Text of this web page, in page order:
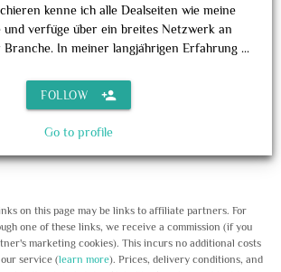
kenne ich alle Dealseiten wie meine
und verfüge über ein breites Netzwerk an
In meiner langjährigen Erfahrung ...
FOLLOW person_add
Go to profile
on this page may be links to affiliate partners. For
one of these links, we receive a commission (if you
marketing cookies). This incurs no additional costs
service (learn more). Prices, delivery conditions, and